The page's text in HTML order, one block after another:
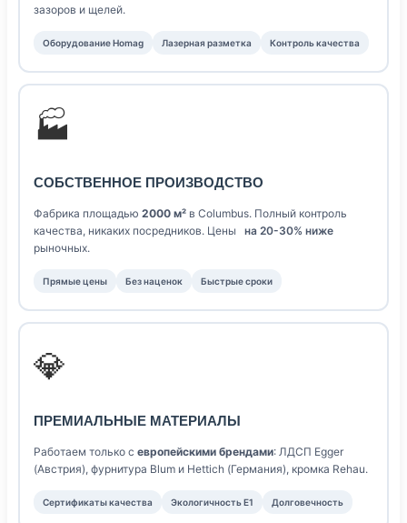
зазоров и щелей.
Оборудование Homag Лазерная разметка Контроль качества
🏭
СОБСТВЕННОЕ ПРОИЗВОДСТВО
Фабрика площадью 2000 м² в Columbus. Полный контроль
качества, никаких посредников. Цены
на 20-30% ниже
рыночных.
Прямые цены Без наценок Быстрые сроки
💎
ПРЕМИАЛЬНЫЕ МАТЕРИАЛЫ
Работаем только с европейскими брендами: ЛДСП Egger
(Австрия), фурнитура Blum и Hettich (Германия), кромка Rehau.
Сертификаты качества Экологичность E1 Долговечность